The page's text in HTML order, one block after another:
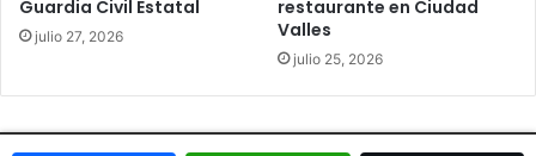
Guardia Civil Estatal
julio 27, 2026
restaurante en Ciudad
Valles
julio 25, 2026